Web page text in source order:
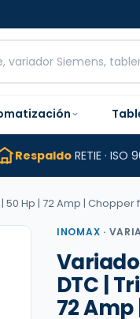
Respaldo RETIE · ISO
50 Hp | 72 Amp |
INOMAX ·
DTC |
72